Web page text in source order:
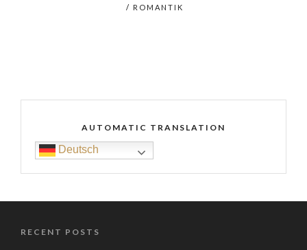
/ ROMANTIK
AUTOMATIC TRANSLATION
Deutsch
RECENT POSTS